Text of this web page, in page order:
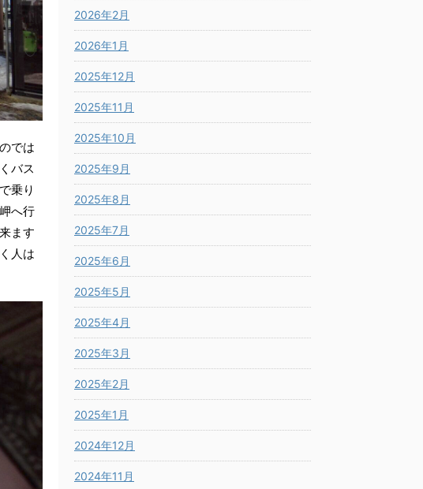
では
バス
乗り
へ行
ます
人は
2026年2月
2026年1月
2025年12月
2025年11月
2025年10月
2025年9月
2025年8月
2025年7月
2025年6月
2025年5月
2025年4月
2025年3月
2025年2月
2025年1月
2024年12月
2024年11月